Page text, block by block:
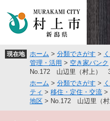
頭
飛
文
現在地 ホーム > 分類でさがす >
管理・活用 > 空き家バンク
No.172 山辺里（村上）
ホーム > 分類でさがす >
ティ > 移住・定住・交流 >
地区 > No.172 山辺里（